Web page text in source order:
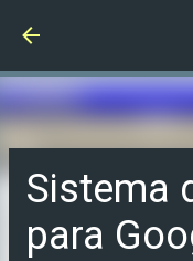
Sistema
para